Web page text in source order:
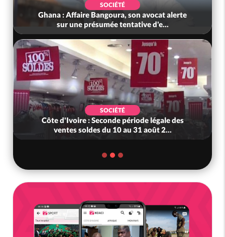
SOCIÉTÉ
Ghana : Affaire Bangoura, son avocat alerte
sur une présumée tentative d'e...
SOCIÉTÉ
Côte d'Ivoire : Seconde période légale des
ventes soldes du 10 au 31 août 2...